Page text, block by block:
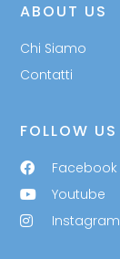
ABOUT US
Chi Siamo
Contatti
FOLLOW US
Facebook
Youtube
Instagram